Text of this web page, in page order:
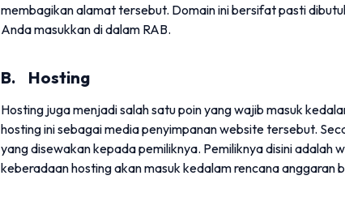
membagikan alamat tersebut. Domain ini bersifat pasti
Anda masukkan di dalam RAB.
B. Hosting
Hosting juga menjadi salah satu poin yang wajib masuk
hosting ini sebagai media penyimpanan website tersebut.
yang disewakan kepada pemiliknya. Pemiliknya disini adalah
keberadaan hosting akan masuk kedalam rencana anggaran